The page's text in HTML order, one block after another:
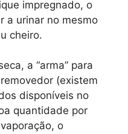
impregnado, o
a urinar no mesmo
cheiro.
a “arma” para
(existem
disponíveis no
quantidade por
o